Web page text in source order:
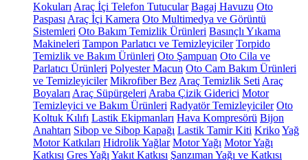
Kokuları Araç İçi Telefon Tutucular Bagaj Havuzu Oto
Paspası Araç İçi Kamera Oto Multimedya ve Görüntü
Sistemleri Oto Bakım Temizlik Ürünleri Basınçlı Yıkama
Makineleri Tampon Parlatıcı ve Temizleyiciler Torpido
Temizlik ve Bakım Ürünleri Oto Şampuan Oto Cila ve
Parlatıcı Ürünleri Polyester Macun Oto Cam Bakım Ürünleri
ve Temizleyiciler Mikrofiber Bez Araç Temizlik Seti Araç
Boyaları Araç Süpürgeleri Araba Çizik Giderici Motor
Temizleyici ve Bakım Ürünleri Radyatör Temizleyiciler Oto
Koltuk Kılıfı Lastik Ekipmanları Hava Kompresörü Bijon
Anahtarı Sibop ve Sibop Kapağı Lastik Tamir Kiti KrikoYağ
Motor Katkıları Hidrolik Yağlar Motor Yağı Motor Yağı
Katkısı Gres Yağı Yakıt Katkısı Şanzıman Yağı ve Katkısı